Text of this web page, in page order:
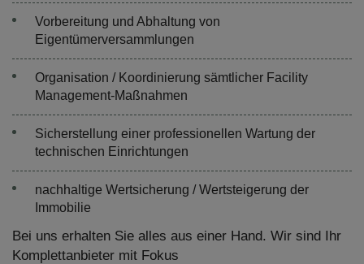
Vorbereitung und Abhaltung von
Eigentümerversammlungen
Organisation / Koordinierung sämtlicher Facility
Management-Maßnahmen
Sicherstellung einer professionellen Wartung der
technischen Einrichtungen
nachhaltige Wertsicherung / Wertsteigerung der
Immobilie
Bei uns erhalten Sie alles aus einer Hand. Wir sind Ihr
Komplettanbieter mit Fokus